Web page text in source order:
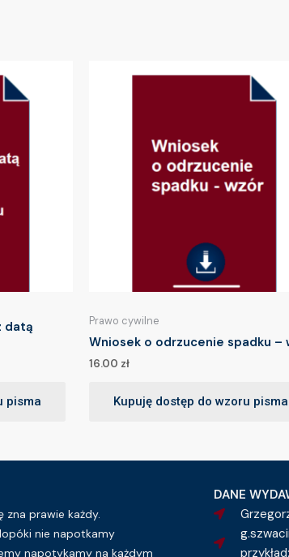
datą
pisma
Prawo cywilne
Wniosek o odrzucenie spadku –
16.00 zł
Kupuję dostęp do wzoru pisma
zna prawie każdy.
nie napotkamy
napotykamy na każdym
DANE